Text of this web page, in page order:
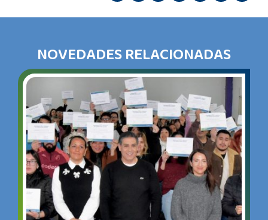
NOVEDADES RELACIONADAS